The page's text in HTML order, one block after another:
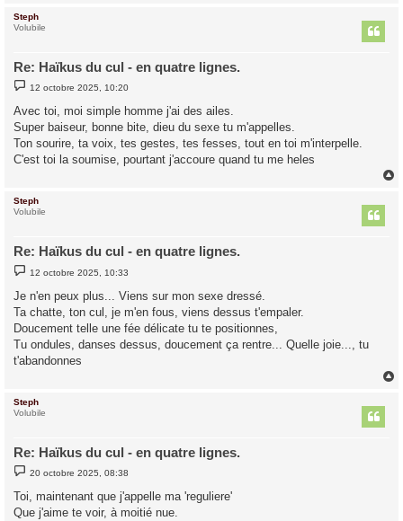
Steph
Volubile
Re: Haïkus du cul - en quatre lignes.
M
e
s
a
g
e
12 octobre 2025, 10:20
Avec toi, moi simple homme j'ai des ailes.
Super baiseur, bonne bite, dieu du sexe tu m'appelles.
Ton sourire, ta voix, tes gestes, tes fesses, tout en toi m'interpelle.
C'est toi la soumise, pourtant j'accoure quand tu me heles
Steph
Volubile
Re: Haïkus du cul - en quatre lignes.
M
e
s
a
e
12 octobre 2025, 10:33
Je n'en peux plus... Viens sur mon sexe dressé.
Ta chatte, ton cul, je m'en fous, viens dessus t'empaler.
Doucement telle une fée délicate tu te positionnes,
Tu ondules, danses dessus, doucement ça rentre... Quelle joie..., tu
t'abandonnes
Steph
Volubile
Re: Haïkus du cul - en quatre lignes.
M
e
s
s
a
20 octobre 2025, 08:38
Toi, maintenant que j'appelle ma 'reguliere'
Que j'aime te voir, à moitié nue.